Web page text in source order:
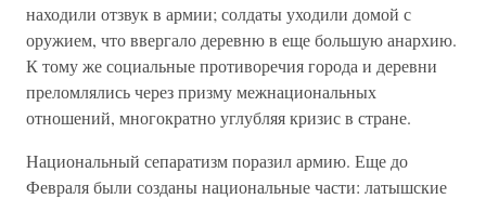
находили отзвук в армии; солдаты уходили домой с
оружием, что ввергало деревню в еще большую анархию.
К тому же социальные противоречия города и деревни
преломлялись через призму межнациональных
отношений, многократно углубляя кризис в стране.
Национальный сепаратизм поразил армию. Еще до
Февраля были созданы национальные части: латышские